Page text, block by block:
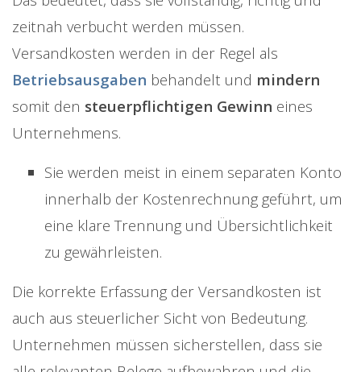
zeitnah verbucht werden müssen.
Versandkosten werden in der Regel als
Betriebsausgaben behandelt und mindern
somit den steuerpflichtigen Gewinn eines
Unternehmens.
Sie werden meist in einem separaten Konto
innerhalb der Kostenrechnung geführt, um
eine klare Trennung und Übersichtlichkeit
zu gewährleisten.
Die korrekte Erfassung der Versandkosten ist
auch aus steuerlicher Sicht von Bedeutung.
Unternehmen müssen sicherstellen, dass sie